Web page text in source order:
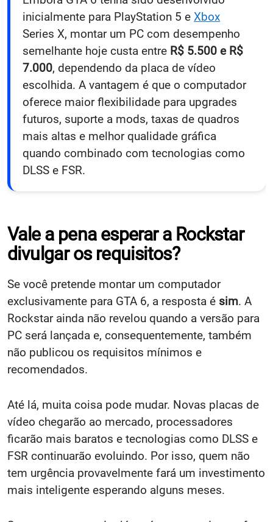
inicialmente para PlayStation 5 e Xbox
Series X, montar um PC com desempenho
semelhante hoje custa entre R$ 5.500 e R$
7.000, dependendo da placa de vídeo
escolhida. A vantagem é que o computador
oferece maior flexibilidade para upgrades
futuros, suporte a mods, taxas de quadros
mais altas e melhor qualidade gráfica
quando combinado com tecnologias como
DLSS e FSR.
Vale a pena esperar a Rockstar
divulgar os requisitos?
Se você pretende montar um computador
exclusivamente para GTA 6, a resposta é sim. A
Rockstar ainda não revelou quando a versão para
PC será lançada e, consequentemente, também
não publicou os requisitos mínimos e
recomendados.
Até lá, muita coisa pode mudar. Novas placas de
vídeo chegarão ao mercado, processadores
ficarão mais baratos e tecnologias como DLSS e
FSR continuarão evoluindo. Por isso, quem não
tem urgência provavelmente fará um investimento
mais inteligente esperando alguns meses.